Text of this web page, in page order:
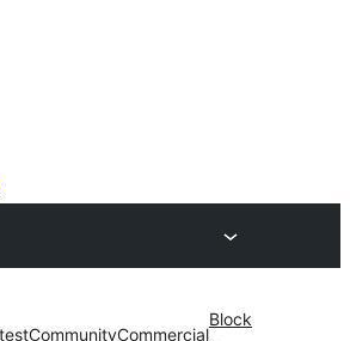
CommunityCommercial
Block